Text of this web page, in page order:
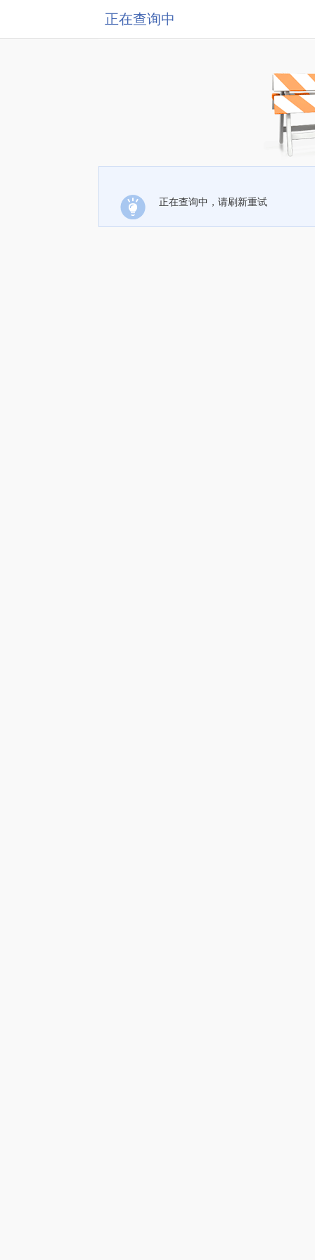
正在查询中
正在查询中，请刷新重试